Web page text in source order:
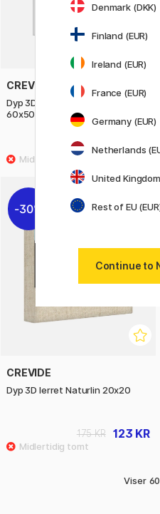
CREVIDE
Dyp 3D lerret Bomull/Polyester
60x50
395 KR
30%
CREVIDE
Dyp 3D lerret Naturlin 20x20
123 KR
175 KR
Viser 60
Denmark (DKK)
Finland (EUR)
Ireland (EUR)
France (EUR)
Germany (EUR)
Netherlands
United
Rest of EU
Continue to